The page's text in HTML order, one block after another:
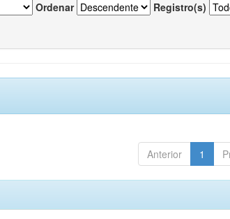
Ordenar Registro(s)
Anterior 1